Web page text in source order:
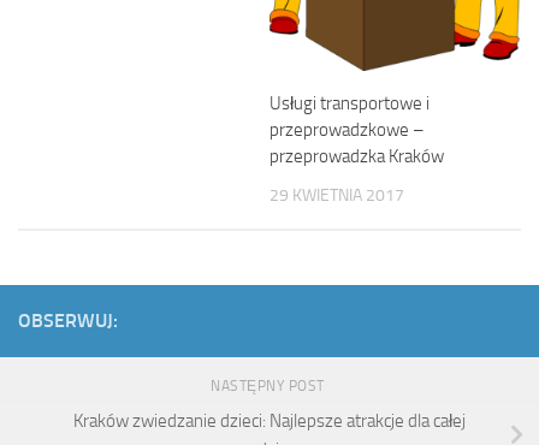
Usługi transportowe i
przeprowadzkowe –
przeprowadzka Kraków
29 KWIETNIA 2017
OBSERWUJ:
NASTĘPNY POST
Kraków zwiedzanie dzieci: Najlepsze atrakcje dla całej